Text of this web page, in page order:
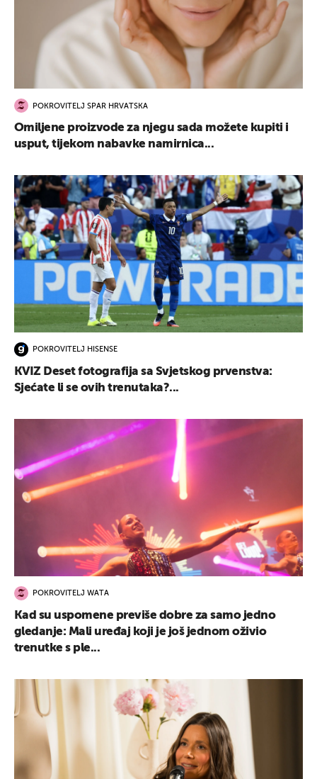
POKROVITELJ SPAR HRVATSKA
Omiljene proizvode za njegu sada možete kupiti i
usput, tijekom nabavke namirnica...
POKROVITELJ HISENSE
KVIZ Deset fotografija sa Svjetskog prvenstva:
Sjećate li se ovih trenutaka?...
POKROVITELJ WATA
Kad su uspomene previše dobre za samo jedno
gledanje: Mali uređaj koji je još jednom oživio
trenutke s ple...